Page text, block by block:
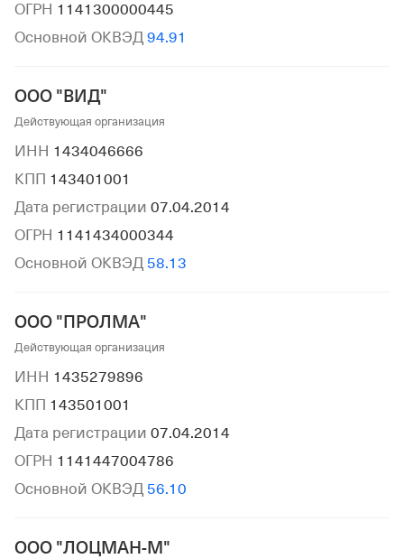
ОГРН 1141300000445
Основной ОКВЭД 94.91
ООО "ВИД"
Действующая организация
ИНН 1434046666
КПП 143401001
Дата регистрации 07.04.2014
ОГРН 1141434000344
Основной ОКВЭД 58.13
ООО "ПРОЛМА"
Действующая организация
ИНН 1435279896
КПП 143501001
Дата регистрации 07.04.2014
ОГРН 1141447004786
Основной ОКВЭД 56.10
ООО "ЛОЦМАН-М"